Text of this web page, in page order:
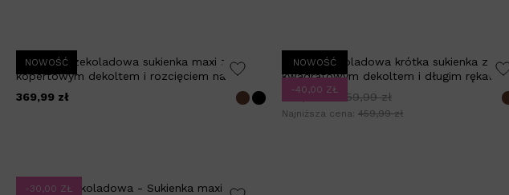
PENNY - czekoladowa sukienka maxi z
kopertowym dekoltem i rozcięciem na
369,99 zł
NOWOŚĆ
ZIYA - czekoladowa krótka sukienka z
kwadratowym dekoltem i długim rękawem
419,99 zł
459,99 zł
Najniższa cena: 459,99 zł
NOWOŚĆ
-40,00 ZŁ
SOPHIE czekoladowa - Sukienka maxi na
-30,00 ZŁ